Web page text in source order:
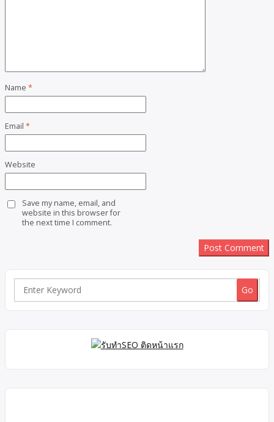
Name *
Email *
Website
Save my name, email, and
website in this browser for
the next time I comment.
Search